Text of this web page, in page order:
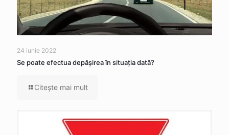
24 iunie 2022
Se poate efectua depăşirea în situaţia dată?
Citeşte mai mult